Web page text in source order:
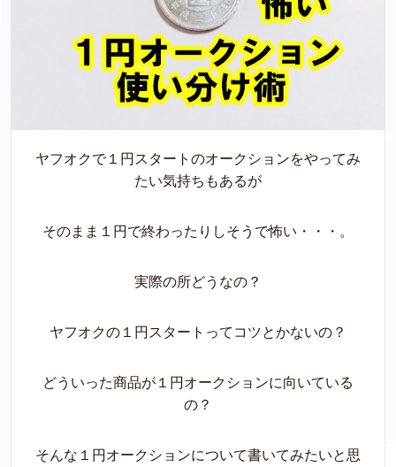
ヤフオクで１円スタートのオークションをやってみ
たい気持ちもあるが
そのまま１円で終わったりしそうで怖い・・・。
実際の所どうなの？
ヤフオクの１円スタートってコツとかないの？
どういった商品が１円オークションに向いている
の？
そんな１円オークションについて書いてみたいと思